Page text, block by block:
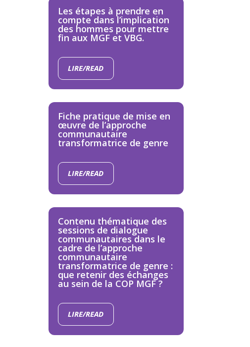
Les étapes à prendre en
compte dans l’implication
des hommes pour mettre
fin aux MGF et VBG.
LIRE/READ
Fiche pratique de mise en
œuvre de l’approche
communautaire
transformatrice de genre
LIRE/READ
Contenu thématique des
sessions de dialogue
communautaires dans le
cadre de l’approche
communautaire
transformatrice de genre :
que retenir des échanges
au sein de la COP MGF ?
LIRE/READ